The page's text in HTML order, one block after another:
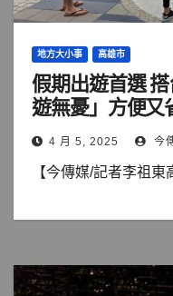
地方大小事 高雄市
假期出遊首選
遊無憂」方便又
4 月 5, 2025 今
【今傳媒/記者李祖